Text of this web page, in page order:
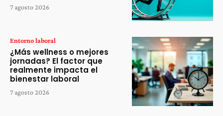
7 agosto 2026
Entorno laboral
¿Más wellness o mejores
jornadas? El factor que
realmente impacta el
bienestar laboral
7 agosto 2026